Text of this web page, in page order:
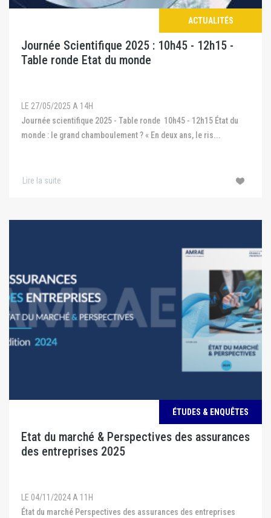
ACTUALITÉS
Journée Scientifique 2025 : 10h45 - 12h15 -
Table ronde Etat du monde
LE 27/05/2025 A 14H
Journée scientifique 2025 - Table ronde 10h45 - 12h15 État du
monde : le grand chamboulement ? « En deux ans, le ris...
Lire la suite
ÉTUDES & ENQUÊTES
Etat du marché & Perspectives des assurances
des entreprises 2025
LE 04/11/2024 A 11H
État du marché Perspectives des assurances des entreprises